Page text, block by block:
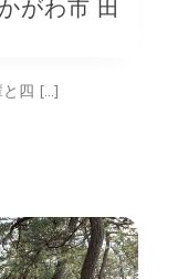
がわ市 田
と四 […]